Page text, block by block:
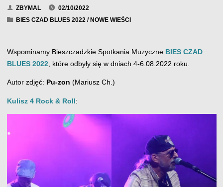
ZBYMAL
02/10/2022
BIES CZAD BLUES 2022 / NOWE WIEŚCI
Wspominamy Bieszczadzkie Spotkania Muzyczne BIES CZAD
BLUES 2022, które odbyły się w dniach 4-6.08.2022 roku.
Autor zdjęć: Pu-zon (Mariusz Ch.)
Kulisz 4 Rock & Roll :